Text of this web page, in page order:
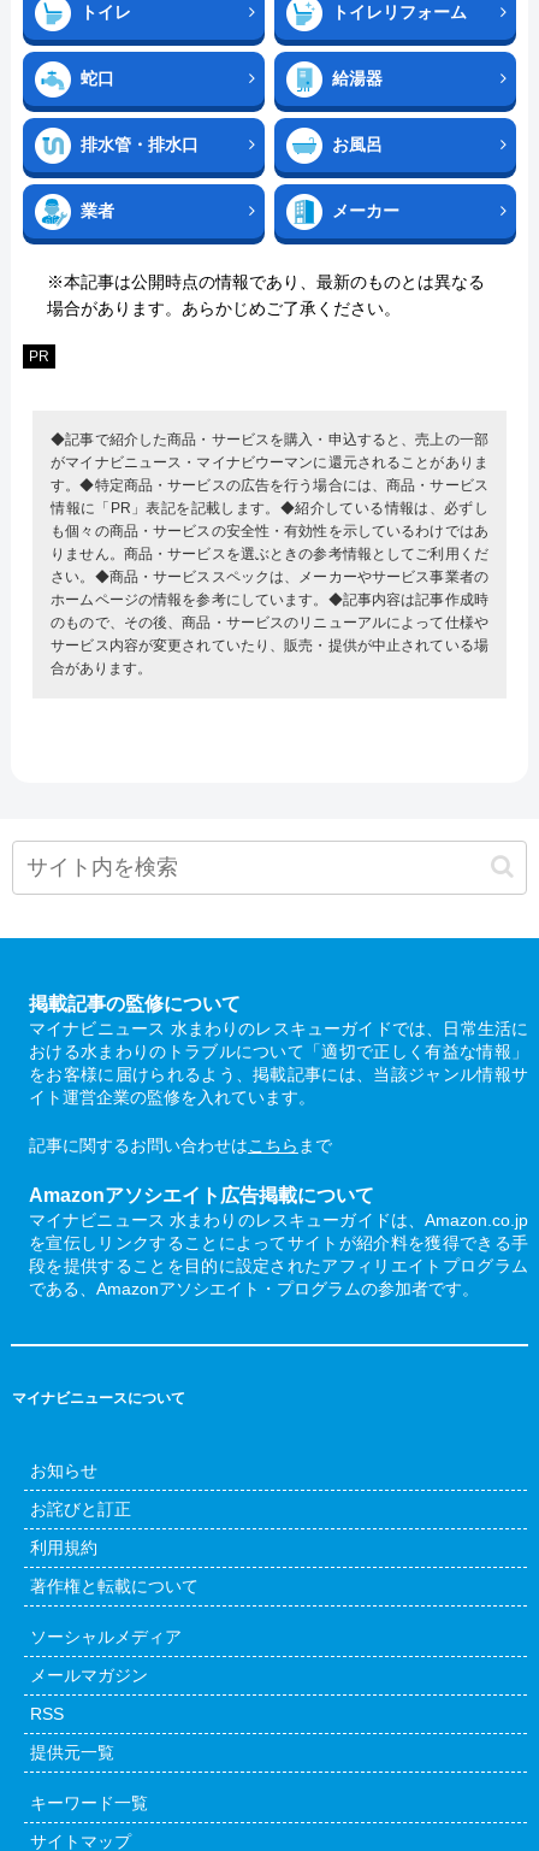
トイレ トイレリフォーム
蛇口 給湯器
排水管・排水口 お風呂
業者 メーカー
※本記事は公開時点の情報であり、最新のものとは異なる
場合があります。あらかじめご了承ください。
PR
◆記事で紹介した商品・サービスを購入・申込すると、売上の一部
がマイナビニュース・マイナビウーマンに還元されることがありま
す。◆特定商品・サービスの広告を行う場合には、商品・サービス
情報に「PR」表記を記載します。◆紹介している情報は、必ずし
も個々の商品・サービスの安全性・有効性を示しているわけではあ
りません。商品・サービスを選ぶときの参考情報としてご利用くだ
さい。◆商品・サービススペックは、メーカーやサービス事業者の
ホームページの情報を参考にしています。◆記事内容は記事作成時
のもので、その後、商品・サービスのリニューアルによって仕様や
サービス内容が変更されていたり、販売・提供が中止されている場
合があります。
掲載記事の監修について
マイナビニュース 水まわりのレスキューガイドでは、日常生活に
おける水まわりのトラブルについて「適切で正しく有益な情報」
をお客様に届けられるよう、掲載記事には、当該ジャンル情報サ
イト運営企業の監修を入れています。
記事に関するお問い合わせはこちら まで
Amazonアソシエイト広告掲載について
マイナビニュース 水まわりのレスキューガイドは、Amazon.co.jp
を宣伝しリンクすることによってサイトが紹介料を獲得できる手
段を提供することを目的に設定されたアフィリエイトプログラム
である、Amazonアソシエイト・プログラムの参加者です。
マイナビニュースについて
お知らせ
お詫びと訂正
利用規約
著作権と転載について
ソーシャルメディア
メールマガジン
RSS
提供元一覧
キーワード一覧
サイトマップ